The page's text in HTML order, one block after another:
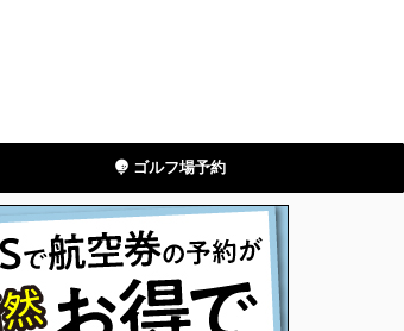
ゴルフ場予約